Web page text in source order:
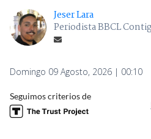
Jeser Lara
Periodista BBCL
Domingo 09 Agosto, 2026 | 00:10
Seguimos criterios de